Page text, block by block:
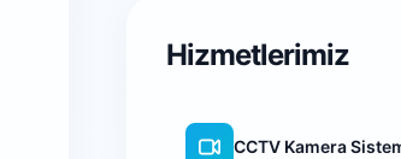
Hizmetlerimiz
CCTV Kamera